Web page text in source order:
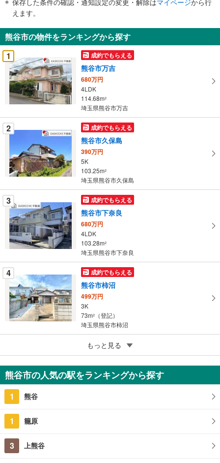
知
を
受
け
取
る
・
条
件
を
マ
ペ
ー
に
保
存
す
る
えます。
熊谷市の物件をランキングから探す
1
成約でもらえる
熊谷市万吉
680万円
4LDK
114.68m2
埼玉県熊谷市万吉
2 成約でもらえる
熊谷市久保島
390万円
5K
103.25m2
埼玉県熊谷市久保島
3 成約でもらえる
熊谷市下奈良
680万円
4LDK
103.28m2
埼玉県熊谷市下奈良
4 成約でもらえる
熊谷市柿沼
499万円
3K
73m2
（登記）
埼玉県熊谷市柿沼
熊谷市久下4丁目
1,699万円
4LDK
112.82m2（登記）
埼玉県熊谷市久下4丁目
もっと見る
熊谷市の人気の駅をランキングから探す
1 熊谷
1 籠原
3 上熊谷